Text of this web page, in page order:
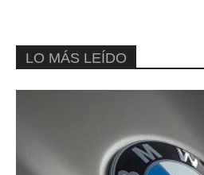
LO MÁS LEÍDO